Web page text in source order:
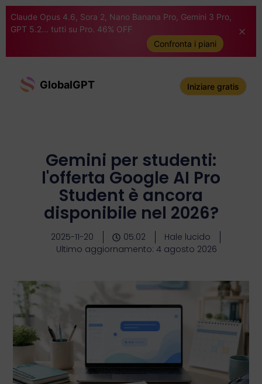
Claude Opus 4.6, Sora 2, Nano Banana Pro, Gemini 3 Pro,
GPT 5.2... tutti su Pro. 46% OFF
Confronta i piani
GlobalGPT Iniziare gratis
Gemini per studenti:
l'offerta Google AI Pro
Student è ancora
disponibile nel 2026?
2025-11-20 05:02
Hale lucido
Ultimo aggiornamento: 4 agosto 2026